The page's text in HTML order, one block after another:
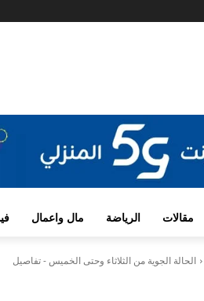
مقالات الرياضة مال واعمال
الحالة الجوية من الثلاثاء وحتى الخميس - تفاصيل